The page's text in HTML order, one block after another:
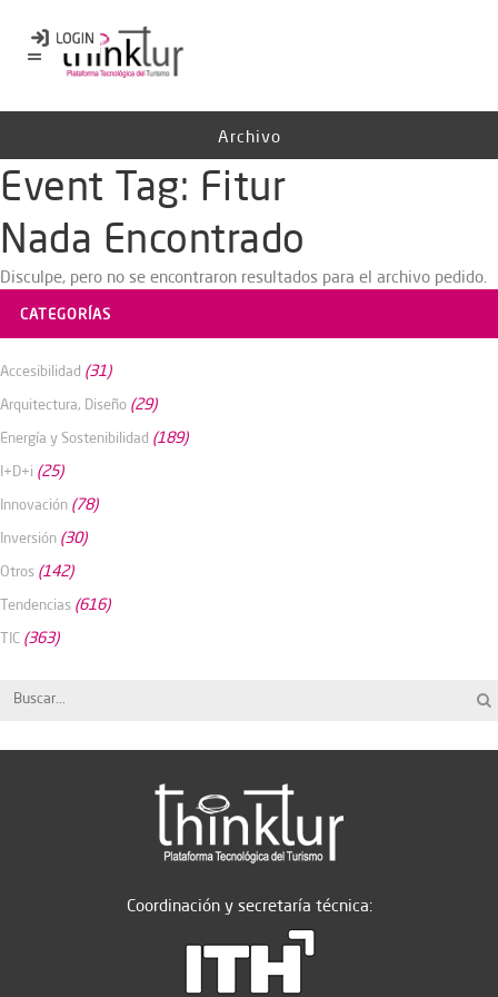
Archivo
Event Tag: Fitur
Nada Encontrado
Disculpe, pero no se encontraron resultados para el archivo pedido.
CATEGORÍAS
Accesibilidad (31)
Arquitectura, Diseño (29)
Energía y Sostenibilidad (189)
I+D+i (25)
Innovación (78)
Inversión (30)
Otros (142)
Tendencias (616)
TIC (363)
Coordinación y secretaría técnica: